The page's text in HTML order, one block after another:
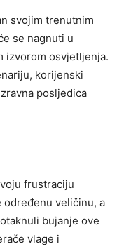
svojim trenutnim
se nagnuti u
izvorom osvjetljenja.
korijenski
posljedica
frustraciju
određenu veličinu, a
bujanje ove
vlage i